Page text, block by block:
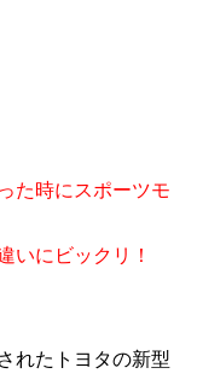
た時にスポーツモ
いにビックリ！
れたトヨタの新型